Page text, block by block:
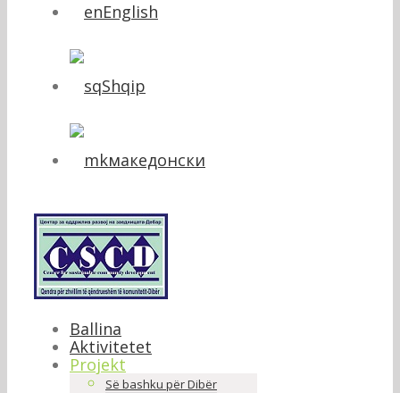
English
Shqip
македонски
Ballina
Aktivitetet
Projekt
Së bashku për Dibër